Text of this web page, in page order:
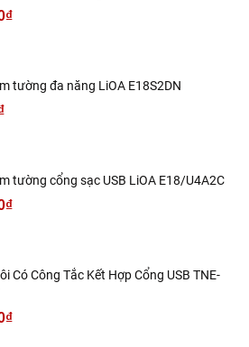
tường đa năng LiOA E18S2DN
tường cổng sạc USB LiOA E18/U4A2C
Có Công Tắc Kết Hợp Cổng USB TNE-